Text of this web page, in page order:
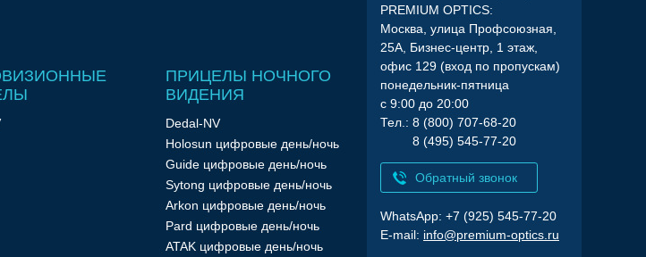
ПРИЦЕЛЫ НОЧНОГО
ВИДЕНИЯ
Dedal-NV
Holosun цифровые день/ночь
Guide цифровые день/ночь
Sytong цифровые день/ночь
Arkon цифровые день/ночь
Pard цифровые день/ночь
ATAK цифровые день/ночь
PREMIUM OPTICS:
Москва, улица Профсоюзная,
25А, Бизнес-центр, 1 этаж,
офис 129 (вход по пропускам)
понедельник-пятница
с 9:00 до 20:00
Тел.: 8 (800) 707-68-20
8 (495) 545-77-20
Обратный звонок
WhatsApp: +7 (925) 545-77-20
E-mail: info@premium-optics.ru